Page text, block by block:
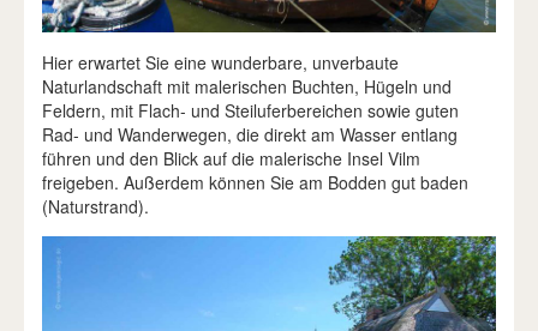
Hier erwartet Sie eine wunderbare, unverbaute
Naturlandschaft mit malerischen Buchten, Hügeln und
Feldern, mit Flach- und Steiluferbereichen sowie guten
Rad- und Wanderwegen, die direkt am Wasser entlang
führen und den Blick auf die malerische Insel Vilm
freigeben. Außerdem können Sie am Bodden gut baden
(Naturstrand).